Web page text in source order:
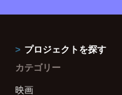
プロジェクトを探す
カテゴリー
映画